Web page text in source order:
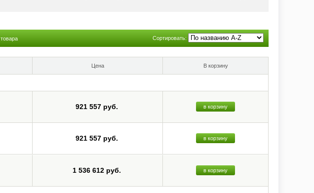
товара Сортировать:
Цена В корзину
921 557 руб. в корзину
921 557 руб. в корзину
1 536 612 руб. в корзину